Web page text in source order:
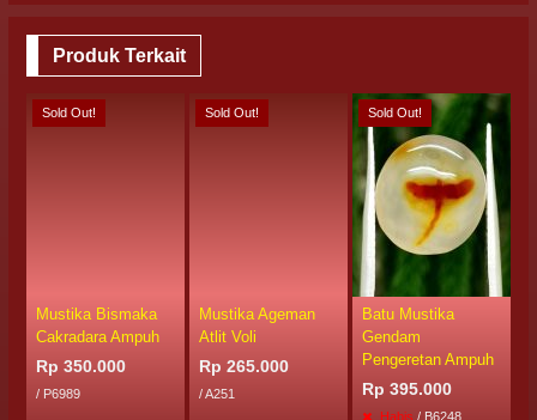
Produk Terkait
Sold Out!
Mustika Bismaka
Cakradara Ampuh
Rp 350.000
/ P6989
Sold Out!
Mustika Ageman
Atlit Voli
Rp 265.000
/ A251
Sold Out!
Batu Mustika
Gendam
Pengeretan Ampuh
Rp 395.000
Habis / B6248